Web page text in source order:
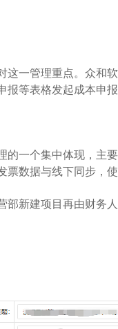
这一管理重点。众和
报等表格发起成本申
的一个集中体现，主
票数据与线下同步，
部新建项目再由财务